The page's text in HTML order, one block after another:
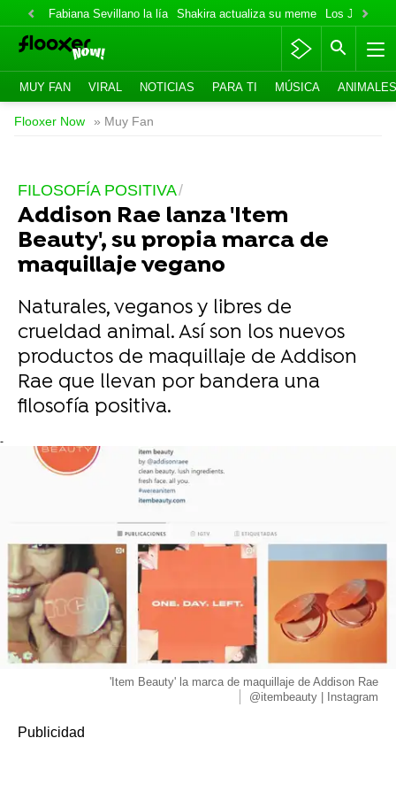
Fabiana Sevillano la lía Shakira actualiza su meme Los Jonas
MUY FAN VIRAL NOTICIAS PARA TI MÚSICA ANIMALES
Flooxer Now » Muy Fan
FILOSOFÍA POSITIVA
Addison Rae lanza 'Item
Beauty', su propia marca de
maquillaje vegano
Naturales, veganos y libres de
crueldad animal. Así son los nuevos
productos de maquillaje de Addison
Rae que llevan por bandera una
filosofía positiva.
-
'Item Beauty' la marca de maquillaje de Addison Rae
@itembeauty | Instagram